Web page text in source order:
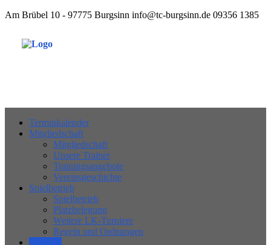
Am Brübel 10 - 97775 Burgsinn info@tc-burgsinn.de 09356 1385
Terminkalender
Mitgliedschaft
Mitgliedschaft
Unsere Trainer
Trainingsangebote
Vereinsgeschichte
Spielbetrieb
Spielbetrieb
Platzbelegung
Weitere LK-Turniere
Regeln und Ordnungen